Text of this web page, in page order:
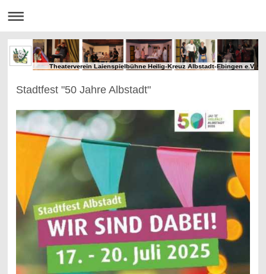
Theaterverein Laienspielbühne Heilig-Kreuz Albstadt-Ebingen e.V.
Stadtfest "50 Jahre Albstadt"